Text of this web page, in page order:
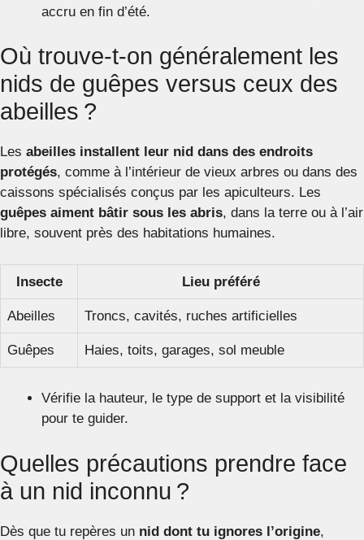
accru en fin d’été.
Où trouve-t-on généralement les
nids de guêpes versus ceux des
abeilles ?
Les abeilles installent leur nid dans des endroits
protégés, comme à l’intérieur de vieux arbres ou dans des
caissons spécialisés conçus par les apiculteurs. Les
guêpes aiment bâtir sous les abris, dans la terre ou à l’air
libre, souvent près des habitations humaines.
Insecte Lieu préféré
Abeilles Troncs, cavités, ruches artificielles
Guêpes Haies, toits, garages, sol meuble
Vérifie la hauteur, le type de support et la visibilité
pour te guider.
Quelles précautions prendre face
à un nid inconnu ?
Dès que tu repères un nid dont tu ignores l’origine,